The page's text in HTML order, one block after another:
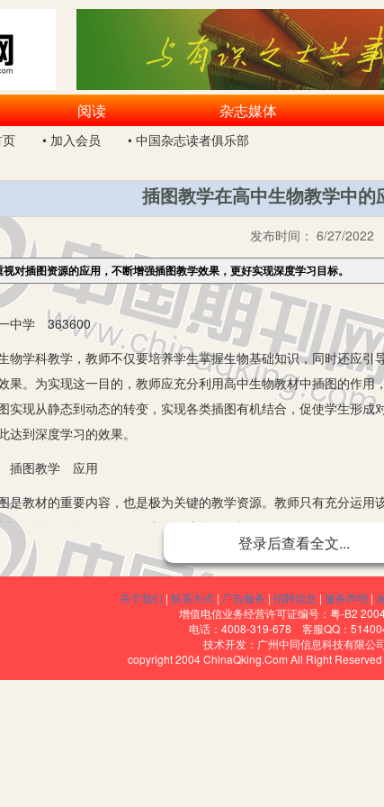
阅读 杂志媒体
页 • 加入会员 • 中国杂志读者俱乐部
插图教学在高中生物教学中的
发布时间： 6/27/2022
对插图资源的应用，不断增强插图教学效果，更好实现深度学习目标。
中学 363600
科教学，教师不仅要培养学生掌握生物基础知识，同时还应引
果。为实现这一目的，教师应充分利用高中生物教材中插图的作
实现从静态到动态的转变，实现各类插图有机结合，促使学生形
达到深度学习的效果。
图教学 应用
教材的重要内容，也是极为关键的教学资源。教师只有充分运用
增强插图教学效果，更好实现深度学习目标。
教学价值
不仅可以为学生传递丰富的生物信息，而且还具有很多其他方面
系均进行了突出显示，同时对概念之间的内在逻辑非常重视，而
因而具有突出的教学价值。首先，教师合理应用插图教学，可以
运用红绿色盲检查图带领学生自我检测，迅速吸引学生注意力，
登录后查看全文...
关于我们 | 联系方式 | 广告服务 | 招聘信息 | 服务声明 |
增值电信业务经营许可证编号：粤-B2
电话：4008-319-678 客服QQ：
技术开发：广州中同信息科技有限公司
copyright 2004 ChinaQking.Com All Right